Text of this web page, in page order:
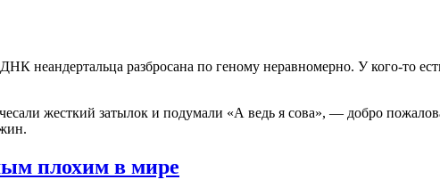
неандертальца разбросана по геному неравномерно. У кого-то
жесткий затылок и подумали «А ведь я сова», — добро
плохим в мире